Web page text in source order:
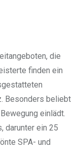
die
finden ein
Besonders beliebt
einlädt.
darunter ein 25
SPA- und